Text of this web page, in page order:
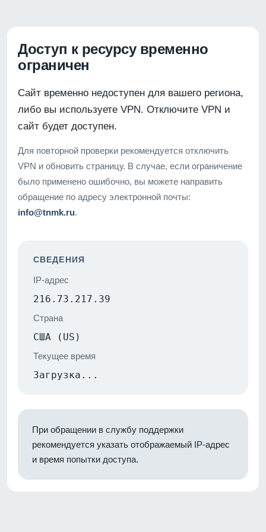
Доступ к ресурсу временно
ограничен
Сайт временно недоступен для вашего региона,
либо вы используете VPN. Отключите VPN и
сайт будет доступен.
Для повторной проверки рекомендуется отключить
VPN и обновить страницу. В случае, если ограничение
было применено ошибочно, вы можете направить
обращение по адресу электронной почты:
info@tnmk.ru.
СВЕДЕНИЯ
IP-адрес
216.73.217.39
Страна
США (US)
Текущее время
Загрузка...
При обращении в службу поддержки
рекомендуется указать отображаемый IP-адрес
и время попытки доступа.